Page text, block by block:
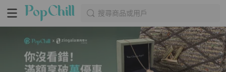
搜尋商品或用戶